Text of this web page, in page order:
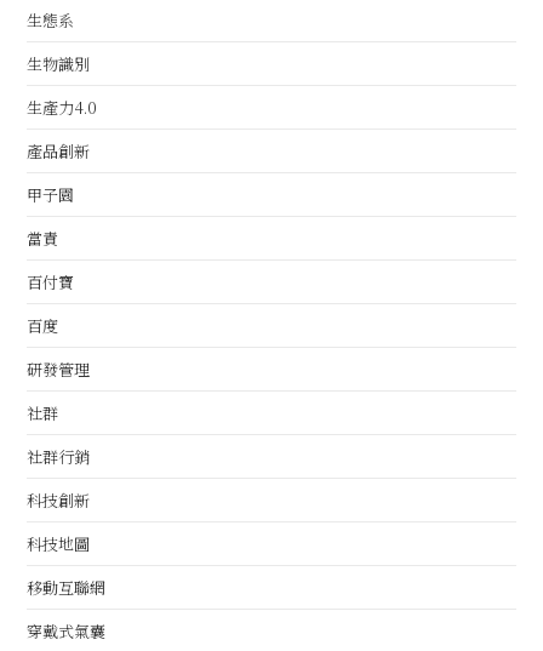
生態系
生物識別
生產力4.0
產品創新
甲子園
當責
百付寶
百度
研發管理
社群
社群行銷
科技創新
科技地圖
移動互聯網
穿戴式氣囊